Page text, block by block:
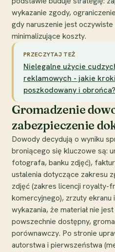
wykazanie zgody,
gdy naruszenie jest
minimalizujące koszty.
PRZECZYTAJ TEŻ
Nielegalne użycie
reklamowych - jakie
poszkodowany i obrońca?
Gromadzenie
zabezpieczenie
Dowody decydują o wyniku
broniącego się kluczowe są:
fotografa, banku zdjęć),
ustalenia dotyczące zakresu
zdjęć (zakres licencji royalty-
komercyjnego), zrzuty ekranu
wykazania, że materiał nie
powszechnie dostępny,
porównawczy. Po stronie
autorstwa i pierwszeństwa